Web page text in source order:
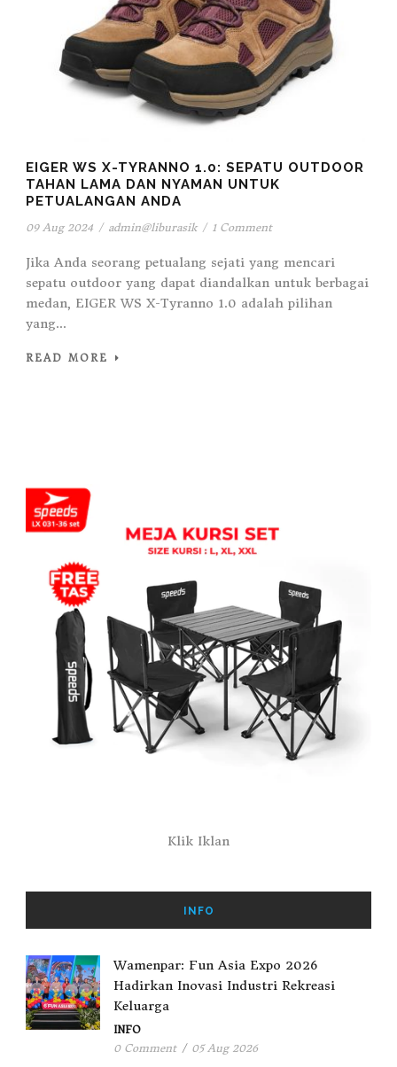
EIGER WS X-TYRANNO 1.0: SEPATU OUTDOOR
TAHAN LAMA DAN NYAMAN UNTUK
PETUALANGAN ANDA
09 Aug 2024 / admin@liburasik / 1 Comment
Jika Anda seorang petualang sejati yang mencari
sepatu outdoor yang dapat diandalkan untuk berbagai
medan, EIGER WS X-Tyranno 1.0 adalah pilihan
yang...
READ MORE
Klik Iklan
INFO
Wamenpar: Fun Asia Expo 2026
Hadirkan Inovasi Industri Rekreasi
Keluarga
INFO
0 Comment / 05 Aug 2026